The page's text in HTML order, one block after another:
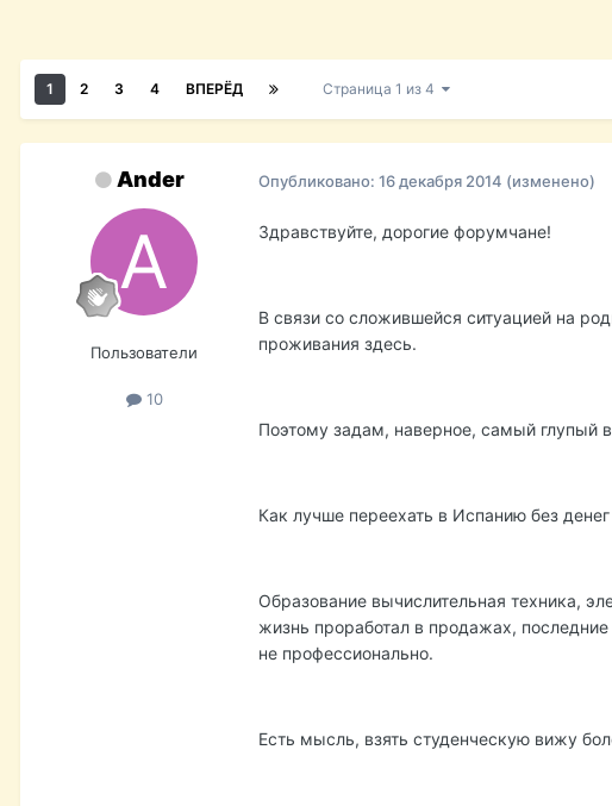
1 2 3 4 ВПЕРЁД Страница 1 из 4
Ander
Пользователи
10
Опубликовано: 16 декабря 2014 (изменено)
Здравствуйте, дорогие форумчане!
В связи со сложившейся ситуацией на
проживания здесь.
Поэтому задам, наверное, самый глупый
Как лучше переехать в Испанию без
Образование вычислительная техника,
жизнь проработал в продажах,
не профессионально.
Есть мысль, взять студенческую вижу